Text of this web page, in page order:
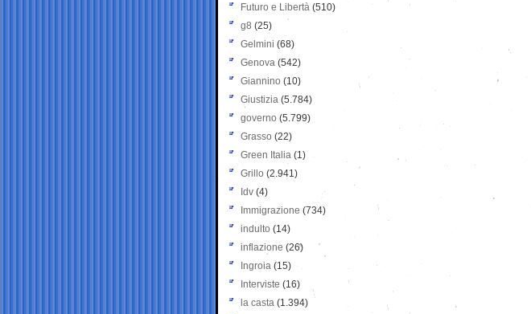
Futuro e Libertà (510)
g8 (25)
Gelmini (68)
Genova (542)
Giannino (10)
Giustizia (5.784)
governo (5.799)
Grasso (22)
Green Italia (1)
Grillo (2.941)
Idv (4)
Immigrazione (734)
indulto (14)
inflazione (26)
Ingroia (15)
Interviste (16)
la casta (1.394)